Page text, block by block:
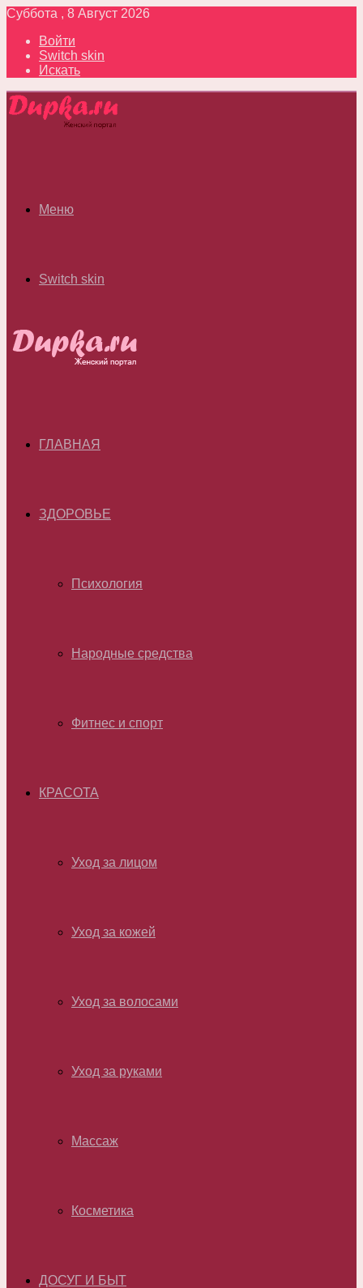
Суббота , 8 Август 2026
Войти
Switch skin
Искать
Меню
Switch skin
ГЛАВНАЯ
ЗДОРОВЬЕ
Психология
Народные средства
Фитнес и спорт
КРАСОТА
Уход за лицом
Уход за кожей
Уход за волосами
Уход за руками
Массаж
Косметика
ДОСУГ И БЫТ